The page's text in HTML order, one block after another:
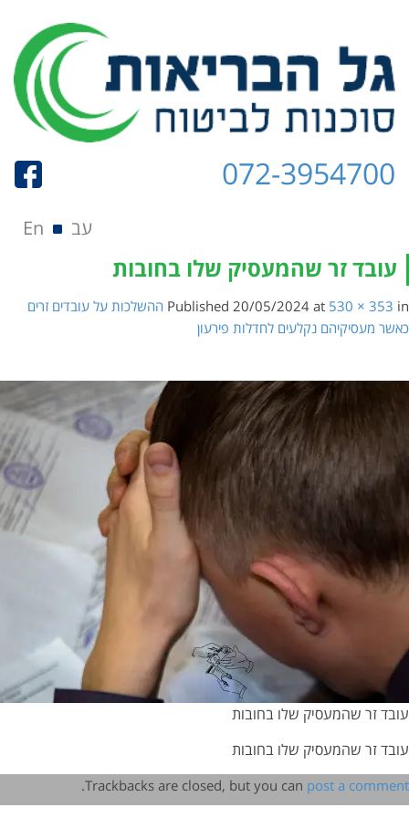
072-3954700
עב En
עובד זר שהמעסיק שלו בחובות
Published 20/05/2024 at 530 × 353 in
ההשלכות על עובדים זרים
כאשר מעסיקיהם נקלעים לחדלות פירעון
עובד זר שהמעסיק שלו בחובות
עובד זר שהמעסיק שלו בחובות
Trackbacks are closed, but you can post a comment
.